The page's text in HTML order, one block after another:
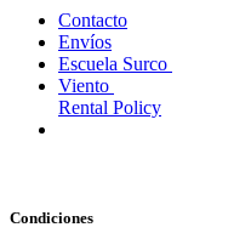
Contacto
Envíos
Escuela Surco
Viento
Rental Policy
Condiciones